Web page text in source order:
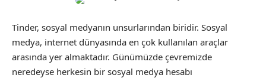
Tinder, sosyal medyanın unsurlarından biridir. Sosyal
medya, internet dünyasında en çok kullanılan araçlar
arasında yer almaktadır. Günümüzde çevremizde
neredeyse herkesin bir sosyal medya hesabı